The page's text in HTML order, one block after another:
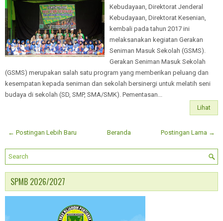
Kebudayaan, Direktorat Jenderal
Kebudayaan, Direktorat Kesenian,
kembali pada tahun 2017 ini
melaksanakan kegiatan Gerakan
Seniman Masuk Sekolah (GSMS).
Gerakan Seniman Masuk Sekolah
(GSMS) merupakan salah satu program yang memberikan peluang dan
kesempatan kepada seniman dan sekolah bersinergi untuk melatih seni
budaya di sekolah (SD, SMP, SMA/SMK). Pementasan...
Lihat
← Postingan Lebih Baru Postingan Lama →
Beranda
SPMB 2026/2027